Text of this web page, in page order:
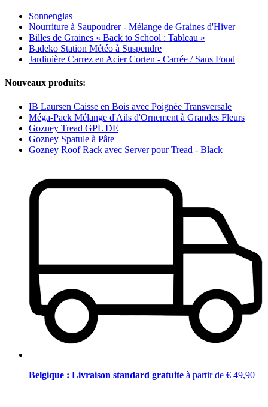
Sonnenglas
Nourriture à Saupoudrer - Mélange de Graines d'Hiver
Billes de Graines « Back to School : Tableau »
Badeko Station Météo à Suspendre
Jardinière Carrez en Acier Corten - Carrée / Sans Fond
Nouveaux produits:
IB Laursen Caisse en Bois avec Poignée Transversale
Méga-Pack Mélange d'Ails d'Ornement à Grandes Fleurs
Gozney Tread GPL DE
Gozney Spatule à Pâte
Gozney Roof Rack avec Server pour Tread - Black
Belgique : Livraison standard gratuite à partir de € 49,90